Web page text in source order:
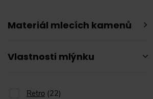
Materiál mlecích kamenů
Vlastnosti mlýnku
Retro (22)